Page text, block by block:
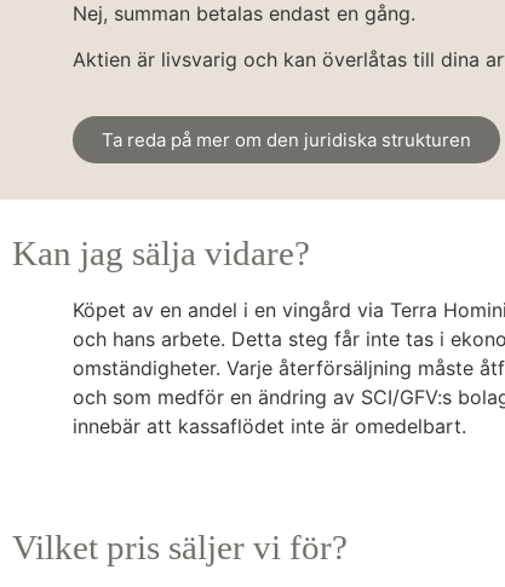
Nej, summan betalas endast en gång.
Aktien är livsvarig och kan överlåtas till dina
Ta reda på mer om den juridiska strukturen
Kan jag sälja vidare?
Köpet av en andel i en vingård via Terra
och hans arbete. Detta steg får inte tas i
omständigheter. Varje återförsäljning måste
och som medför en ändring av SCI/GFV:s
innebär att kassaflödet inte är omedelbart.
Vilket pris säljer vi för?